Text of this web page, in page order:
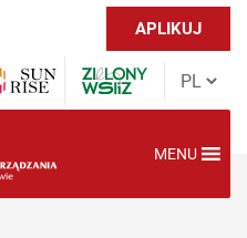
APLIKUJ
MENU